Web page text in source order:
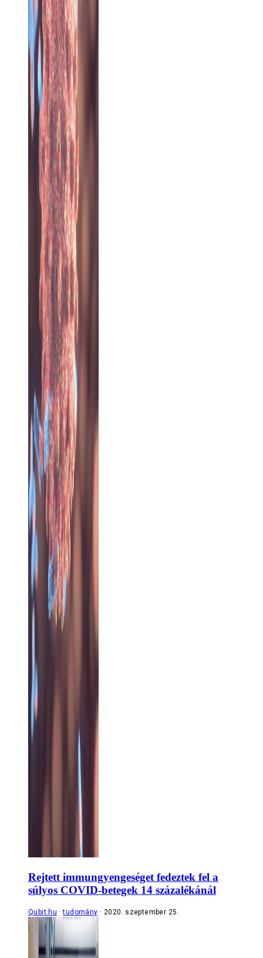
Rejtett immungyengeséget fedeztek fel a
súlyos COVID-betegek 14 százalékánál
Qubit.hu tudomány 2020. szeptember 25.